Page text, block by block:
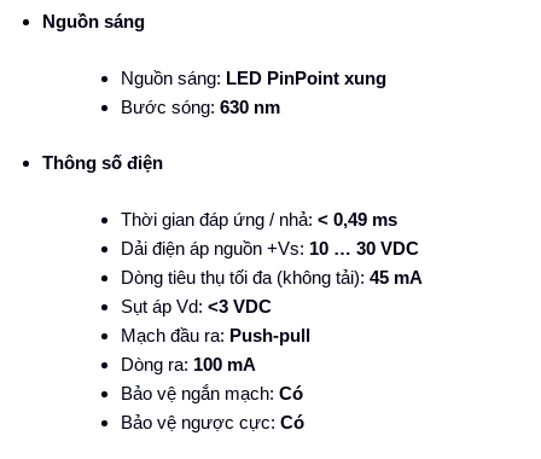
Nguồn sáng
Nguồn sáng: LED PinPoint xung
Bước sóng:630 nm
Thông số điện
Thời gian đáp ứng / nhả:< 0,49 ms
Dải điện áp nguồn +Vs: 10 … 30 VDC
Dòng tiêu thụ tối đa (không tải):45 mA
Sụt áp Vd:<3 VDC
Mạch đầu ra: Push-pull
Dòng ra: 100 mA
Bảo vệ ngắn mạch:Có
Bảo vệ ngược cực:Có